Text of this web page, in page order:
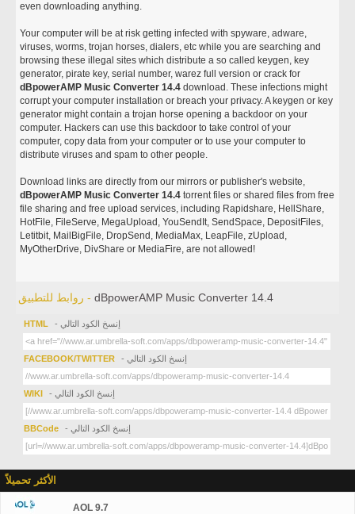
even downloading anything.
Your computer will be at risk getting infected with spyware, adware,
viruses, worms, trojan horses, dialers, etc while you are searching and
browsing these illegal sites which distribute a so called keygen, key
generator, pirate key, serial number, warez full version or crack for
dBpowerAMP Music Converter 14.4 download. These infections might
corrupt your computer installation or breach your privacy. A keygen or key
generator might contain a trojan horse opening a backdoor on your
computer. Hackers can use this backdoor to take control of your
computer, copy data from your computer or to use your computer to
distribute viruses and spam to other people.
Download links are directly from our mirrors or publisher's website,
dBpowerAMP Music Converter 14.4 torrent files or shared files from free
file sharing and free upload services, including Rapidshare, HellShare,
HotFile, FileServe, MegaUpload, YouSendIt, SendSpace, DepositFiles,
Letitbit, MailBigFile, DropSend, MediaMax, LeapFile, zUpload,
MyOtherDrive, DivShare or MediaFire, are not allowed!
روابط للتطبيق -dBpowerAMP Music Converter 14.4
HTML - إنسخ الكود التالي
FACEBOOK/TWITTER - إنسخ الكود التالي
WIKI - إنسخ الكود التالي
BBCode - إنسخ الكود التالي
الأكثر تحميلاً
AOL 9.7